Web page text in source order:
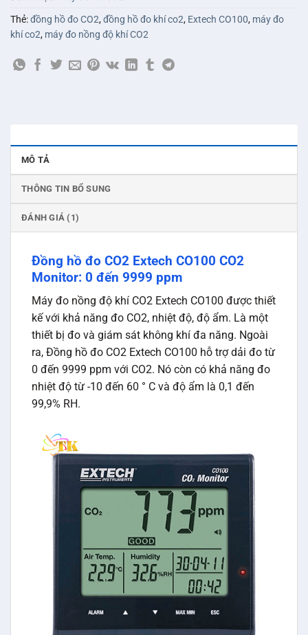
Thẻ:đồng hồ đo CO2,đồng hồ đo khí co2, Extech CO100, máy đo
khí co2, máy đo nồng độ khí CO2
MÔ TẢ
THÔNG TIN BỔ SUNG
ĐÁNH GIÁ (1)
Đồng hồ đo CO2 Extech CO100 CO2
Monitor: 0 đến 9999 ppm
Máy đo nồng độ khí CO2 Extech CO100 được thiết
kế với khả năng đo CO2, nhiệt độ, độ ẩm. Là một
thiết bị đo và giám sát không khí đa năng. Ngoài
ra, Đồng hồ đo CO2 Extech CO100 hỗ trợ dải đo từ
0 đến 9999 ppm với CO2. Nó còn có khả năng đo
nhiệt độ từ -10 đến 60 ° C và độ ẩm là 0,1 đến
99,9% RH.